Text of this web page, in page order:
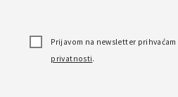
Prijavom na newsletter prihvaćam
privatnosti.